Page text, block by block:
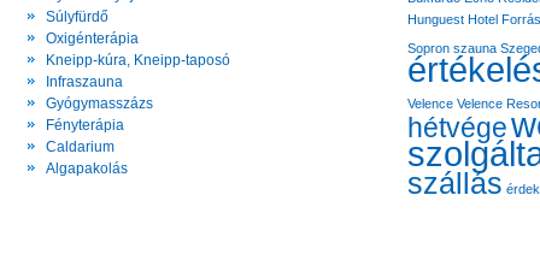
Súlyfürdő
Oxigénterápia
Kneipp-kúra, Kneipp-taposó
Infraszauna
Gyógymasszázs
Fényterápia
Caldarium
Algapakolás
Hunguest Hotel Forrás
Sopron szauna
Velence Velence
hétvége
szállás